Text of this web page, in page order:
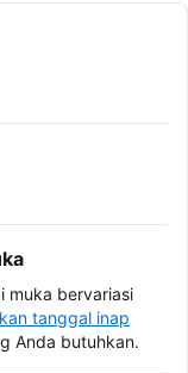
muka bervariasi
tanggal inap
Anda butuhkan.